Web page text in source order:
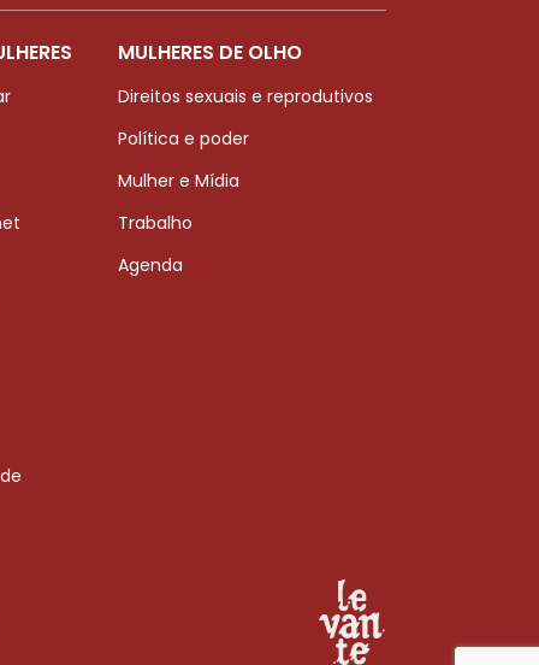
MULHERES DE OLHO
Direitos sexuais e reprodutivos
Política e poder
Mulher e Mídia
Trabalho
Agenda